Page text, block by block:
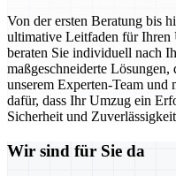
Von der ersten Beratung bis
ultimative Leitfaden für Ihren
beraten Sie individuell nach
maßgeschneiderte
unserem Experten-Team und
dafür, dass Ihr Umzug ein
Sicherheit und
Wir sind für Sie da